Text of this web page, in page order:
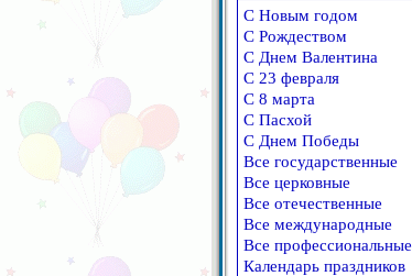
С Новым годом
С Рождеством
С Днем Валентина
С 23 февраля
С 8 марта
С Пасхой
С Днем Победы
Все государственные
Все церковные
Все отечественные
Все международные
Все профессиональные
Календарь праздников